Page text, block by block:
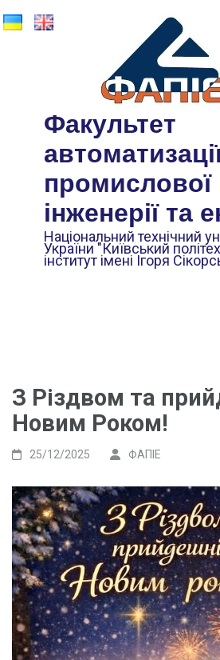
Факультет
промислової
інженерії та
Національний технічний
України "Київський
інститут імені Ігоря
З Різдвом та
Новим Роком!
25/12/2025 ФАПІЕ